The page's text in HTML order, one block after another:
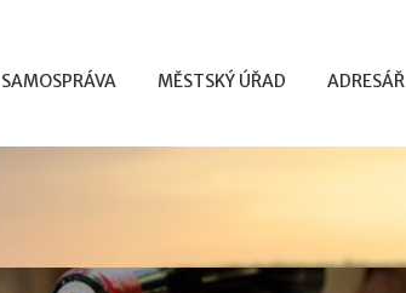
SAMOSPRÁVA MĚSTSKÝ ÚŘAD ADRESÁŘ